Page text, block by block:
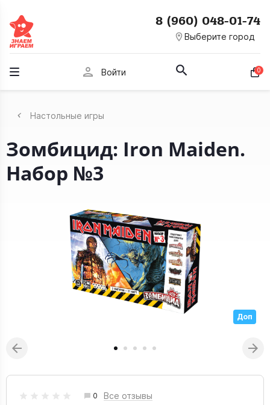
room Выберите город
8 (960) 048-01-74
person Войти 0
Настольные игры
Зомбицид: Iron Maiden.
Набор №3
Доп
0 Все отзывы